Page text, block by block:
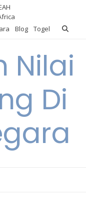
Blog Togel
Nilai
Di